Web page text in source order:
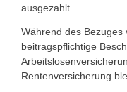
ausgezahlt.
Während des Bezuges
beitragspflichtige
Rentenversicherung